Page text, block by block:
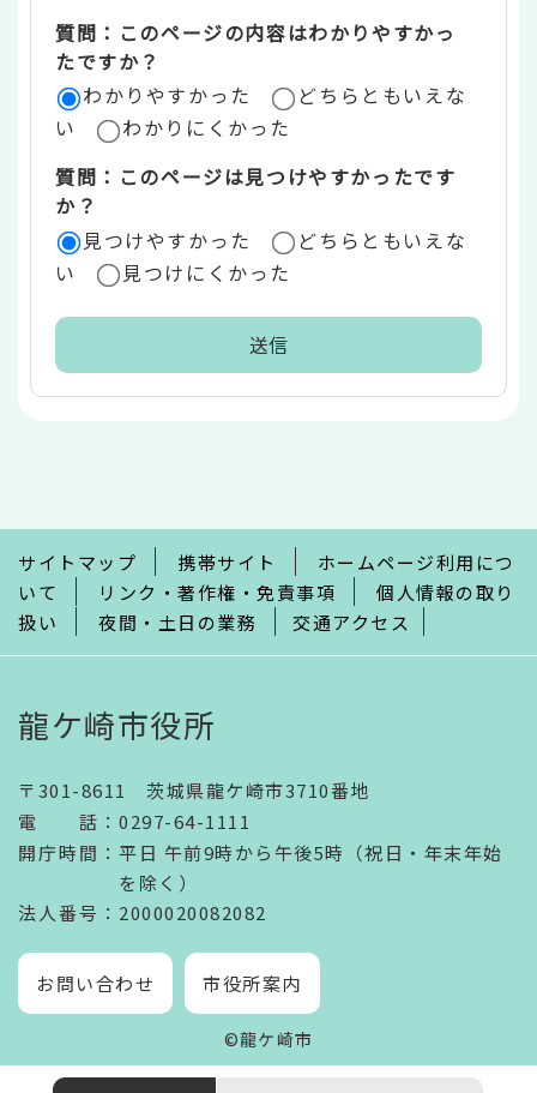
リ
ア
質問：このページの内容はわかりやすかっ
たですか？
わかりやすかった
どちらともいえな
い
わかりにくかった
質問：このページは見つけやすかったです
か？
見つけやすかった
どちらともいえな
い
見つけにくかった
で
サイトマップ 携帯サイト
ホームページ利用につ
いて
リンク・著作権・免責事項
個人情報の取り
扱い
夜間・土日の業務 交通アクセス
龍ケ崎市役所
〒301-8611 茨城県龍ケ崎市3710番地
電話 ： 0297-64-1111
開庁時間 ： 平日 午前9時から午後5時（祝日・年末年始
を除く）
法人番号 ：2000020082082
お問い合わせ 市役所案内
©龍ケ崎市